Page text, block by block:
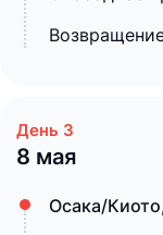
8 мая
Осака/